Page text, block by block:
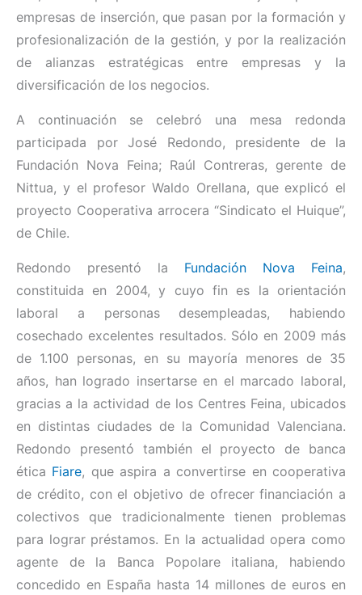
empresas de inserción, que pasan por la formación y
profesionalización de la gestión, y por la realización
de alianzas estratégicas entre empresas y la
diversificación de los negocios.
A continuación se celebró una mesa redonda
participada por José Redondo, presidente de la
Fundación Nova Feina; Raúl Contreras, gerente de
Nittua, y el profesor Waldo Orellana, que explicó el
proyecto Cooperativa arrocera “Sindicato el Huique”,
de Chile.
Redondo presentó la Fundación Nova Feina,
constituida en 2004, y cuyo fin es la orientación
laboral a personas desempleadas, habiendo
cosechado excelentes resultados. Sólo en 2009 más
de 1.100 personas, en su mayoría menores de 35
años, han logrado insertarse en el marcado laboral,
gracias a la actividad de los Centres Feina, ubicados
en distintas ciudades de la Comunidad Valenciana.
Redondo presentó también el proyecto de banca
ética Fiare, que aspira a convertirse en cooperativa
de crédito, con el objetivo de ofrecer financiación a
colectivos que tradicionalmente tienen problemas
para lograr préstamos. En la actualidad opera como
agente de la Banca Popolare italiana, habiendo
concedido en España hasta 14 millones de euros en